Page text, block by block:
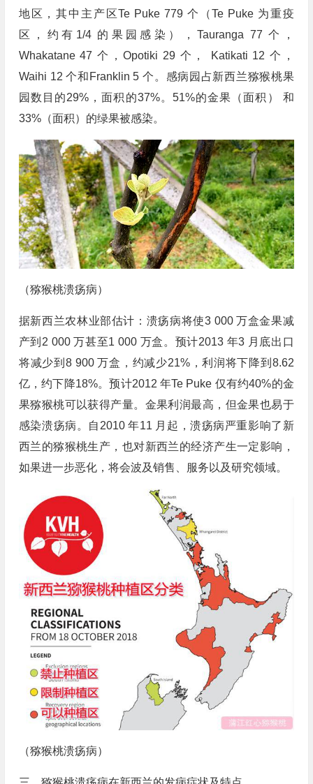
地区，其中主产区Te Puke 779 个（Te Puke 为重疫
区，约有1/4 的果园感染），Tauranga 77 个，
Whakatane 47 个，Opotiki 29 个， Katikati 12 个，
Waihi 12 个和Franklin 5 个。感病园占新西兰猕猴桃果
园数目的29%，面积的37%。51%的金果（面积） 和
33%（面积）的绿果被感染。
（猕猴桃溃疡病）
据新西兰农林业部估计：溃疡病将使3 000 万盒金果减
产到2 000 万甚至1 000 万盒。预计2013 年3 月底出口
将减少到8 900 万盒，约减少21%，利润将下降到8.62
亿，约下降18%。预计2012 年Te Puke 仅有约40%的金
果猕猴桃可以获得产量。金果利润最高，但金果也易于
感染溃疡病。自2010 年11 月起，溃疡病严重影响了新
西兰的猕猴桃生产，也对新西兰的经济产生一定影响，
如果进一步恶化，将会波及销售、服务以及研究领域。
（猕猴桃溃疡病）